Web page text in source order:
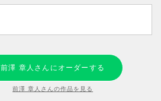
前澤 章人さんにオーダーする
前澤 章人さんの作品を見る